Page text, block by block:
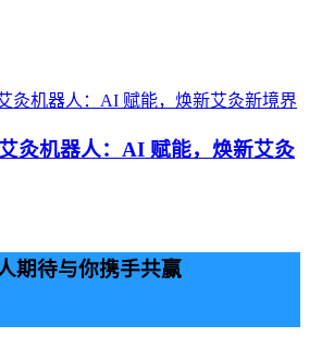
灸机器人：AI 赋能，焕新艾灸
期待与你携手共赢